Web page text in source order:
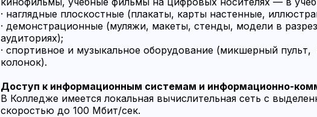
· наглядные плоскостные (плакаты, карты настенные,
· демонстрационные (муляжи, макеты, стенды, модели в
аудиториях);
· спортивное и музыкальное оборудование (микшерный пульт,
колонок).
Доступ к информационным системам и информационно-
В Колледже имеется локальная вычислительная сеть с
скоростью до 100 Мбит/сек.